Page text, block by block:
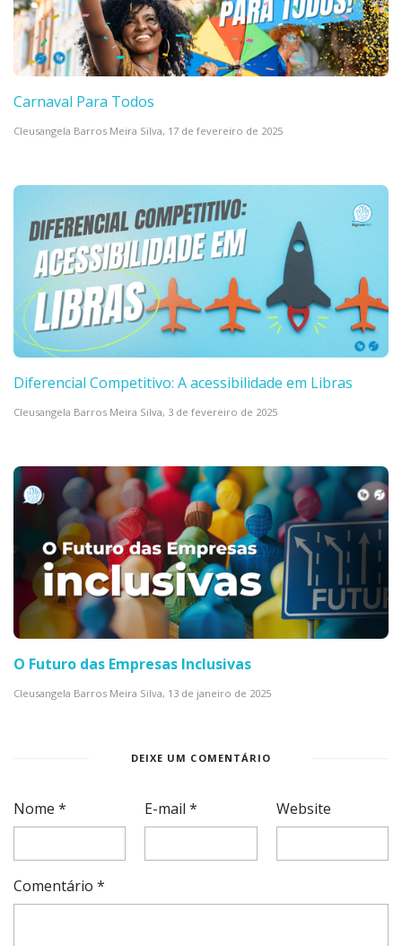
Carnaval Para Todos
Cleusangela Barros Meira Silva, 17 de fevereiro de 2025
Diferencial Competitivo: A acessibilidade em Libras
Cleusangela Barros Meira Silva, 3 de fevereiro de 2025
O Futuro das Empresas Inclusivas
Cleusangela Barros Meira Silva, 13 de janeiro de 2025
DEIXE UM COMENTÁRIO
Nome * E-mail* Website
Comentário *